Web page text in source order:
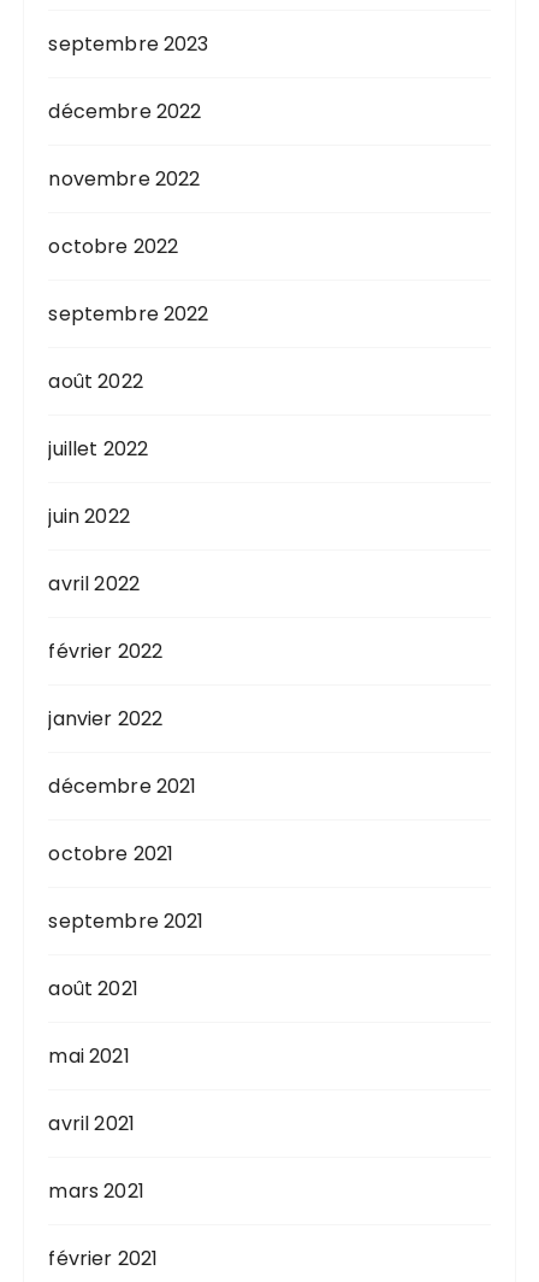
septembre 2023
décembre 2022
novembre 2022
octobre 2022
septembre 2022
août 2022
juillet 2022
juin 2022
avril 2022
février 2022
janvier 2022
décembre 2021
octobre 2021
septembre 2021
août 2021
mai 2021
avril 2021
mars 2021
février 2021